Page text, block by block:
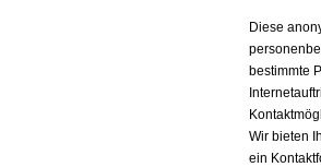
Diese
bestimmte
Wir bieten
ein